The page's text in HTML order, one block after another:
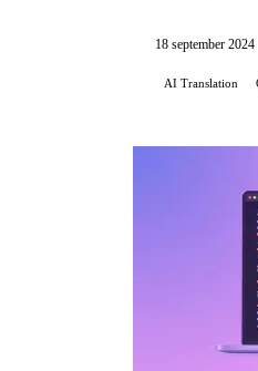
18 september 2024
AI Translation